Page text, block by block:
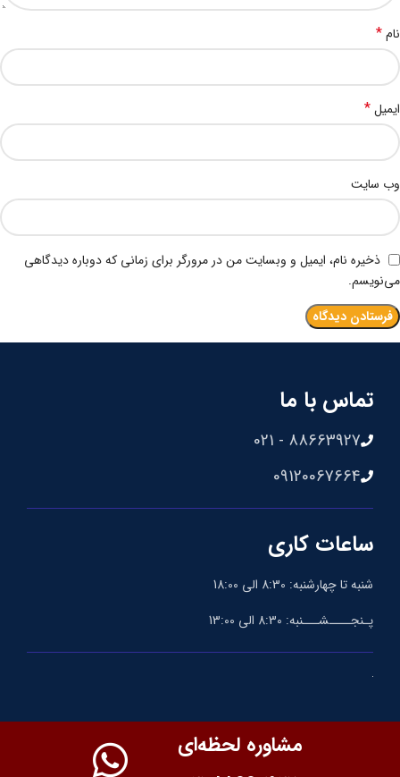
نام*
ایمیل*
وب‌ سایت
ذخیره نام، ایمیل و وبسایت من در مرورگر برای زمانی که دوباره دیدگاهی
می‌نویسم.
تماس با ما
88663927 - 021
09120067664
ساعات کاری
شنبه تا چهارشنبه: 8:30 الی 18:00
پـنجــــشـــنبه: 8:30 الی 13:00
مشاوره لحظه‌ای